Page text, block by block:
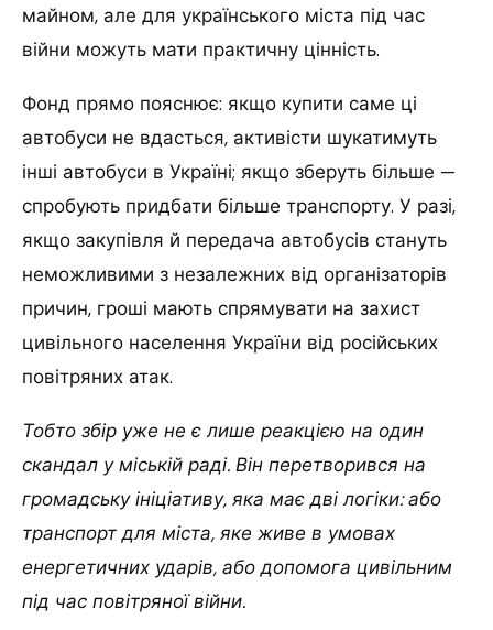
майном, але для українського міста під час
війни можуть мати практичну цінність.
Фонд прямо пояснює: якщо купити саме ці
автобуси не вдасться, активісти шукатимуть
інші автобуси в Україні; якщо зберуть більше —
спробують придбати більше транспорту. У разі,
якщо закупівля й передача автобусів стануть
неможливими з незалежних від організаторів
причин, гроші мають спрямувати на захист
цивільного населення України від російських
повітряних атак.
Тобто збір уже не є лише реакцією на один
скандал у міській раді. Він перетворився на
громадську ініціативу, яка має дві логіки: або
транспорт для міста, яке живе в умовах
енергетичних ударів, або допомога цивільним
під час повітряної війни.